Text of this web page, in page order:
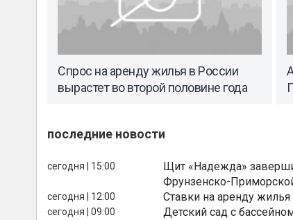
Спрос на аренду жилья в России
вырастет во второй половине года
последние новости
сегодня | 15:00
Щит «Надежда»
Фрунзенско-
сегодня | 12:00 Ставки на аренду
сегодня | 09:00 Детский сад с